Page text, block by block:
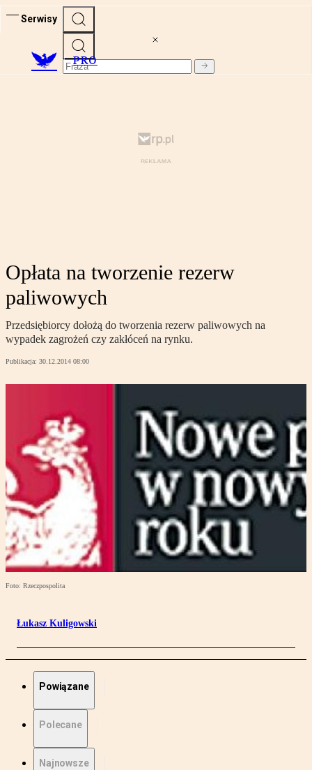
Serwisy
PRO
Opłata na tworzenie rezerw
paliwowych
Przedsiębiorcy dołożą do tworzenia rezerw paliwowych na
wypadek zagrożeń czy zakłóceń na rynku.
Publikacja: 30.12.2014 08:00
Foto: Rzeczpospolita
Łukasz Kuligowski
Powiązane
Polecane
Najnowsze